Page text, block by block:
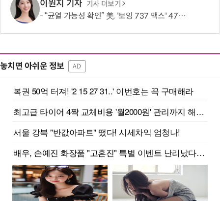
이원지 기자 기사 더보기
“균열 가능성 확인” 美, '보잉 737 맥스' 471대 점검 명령…한국 노선은 괜찮나?
놓치면 아쉬운 정보 AD